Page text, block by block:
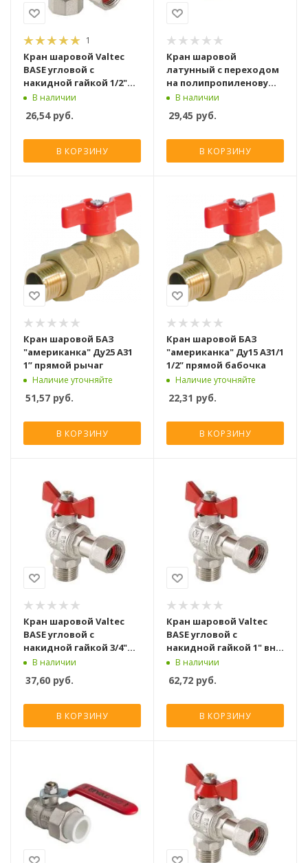
1
Кран шаровой Valtec
BASE угловой с
накидной гайкой 1/2"
вн.-вн.
В наличии
26,54руб.
В КОРЗИНУ
Кран шаровой
латунный с переходом
на полипропиленовую
трубу Valtec 20х1/2 вн. р.
(с полусгоном)
В наличии
29,45 руб.
В КОРЗИНУ
Кран шаровой БАЗ
"американка" Ду25 А31
1” прямой рычаг
Наличие уточняйте
51,57 руб.
В КОРЗИНУ
Кран шаровой БАЗ
"американка" Ду15 А31/1
1/2” прямой бабочка
Наличие уточняйте
22,31 руб.
В КОРЗИНУ
Кран шаровой Valtec
BASE угловой с
накидной гайкой 3/4"
вн.-нар.
В наличии
37,60 руб.
В КОРЗИНУ
Кран шаровой Valtec
BASE угловой с
накидной гайкой 1" вн.-
нар.В наличии
62,72 руб.
В КОРЗИНУ